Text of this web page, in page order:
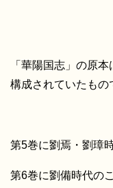
「華陽国志」の原
構成されていたもの
第5巻に劉焉・劉璋
第6巻に劉備時代の